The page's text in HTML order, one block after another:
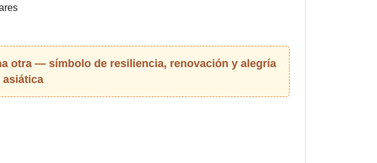
otra — símbolo de resiliencia, renovación y alegría